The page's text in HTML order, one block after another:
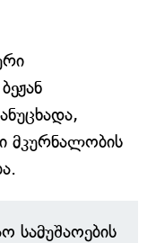
მკურნალობის
სამუშაოების